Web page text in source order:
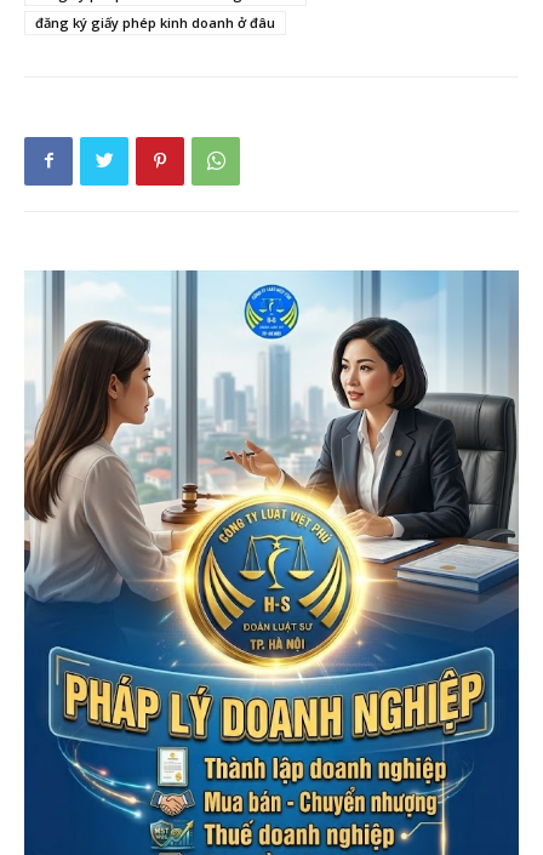
đăng ký giấy phép kinh doanh ở đâu